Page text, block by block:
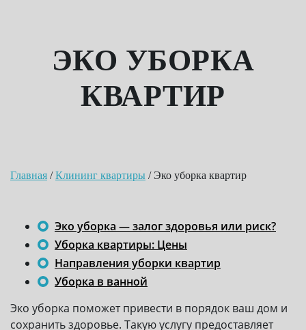
ЭКО УБОРКА
КВАРТИР
Главная /Клининг квартиры / Эко уборка квартир
Эко уборка — залог здоровья или риск?
Уборка квартиры: Цены
Направления уборки квартир
Уборка в ванной
Эко уборка поможет привести в порядок ваш дом и
сохранить здоровье. Такую услугу предоставляет